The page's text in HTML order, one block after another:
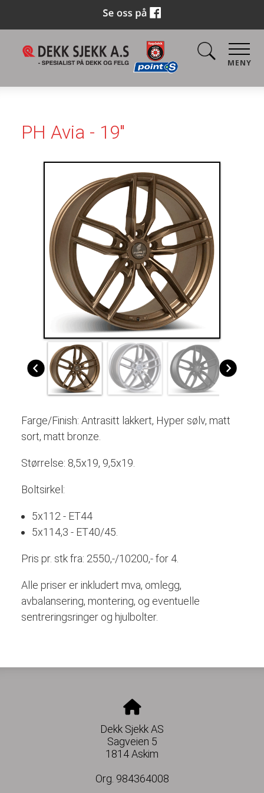
MENY
PH Avia - 19"
Farge/Finish: Antrasitt lakkert, Hyper sølv, matt
sort, matt bronze.
Størrelse: 8,5x19, 9,5x19.
Boltsirkel:
5x112 - ET44
5x114,3 - ET40/45.
Pris pr. stk fra: 2550,-/10200,- for 4.
Alle priser er inkludert mva, omlegg,
avbalansering, montering, og eventuelle
sentreringsringer og hjulbolter.
Dekk Sjekk AS
Sagveien 5
1814 Askim
Org. 984364008